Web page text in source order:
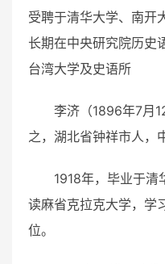
受聘于清华大学、南开
长期在中央研究院历史
台湾大学及史语所
李济（1896年7月
之，湖北省钟祥市人，
1918年，毕业于清
读麻省克拉克大学，学
位。